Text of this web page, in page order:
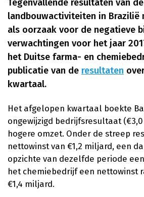
Tegenvallende resultaten van de
landbouwactiviteiten in Brazilië
als oorzaak voor de negatieve
verwachtingen voor het jaar
het Duitse farma- en
publicatie van de resultaten
kwartaal.
Het afgelopen kwartaal boekte
ongewijzigd bedrijfsresultaat
hogere omzet. Onder de streep
nettowinst van €1,2 miljard, een
opzichte van dezelfde periode
het chemiebedrijf een nettowinst
€1,4 miljard.